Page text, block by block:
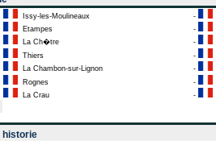
Issy-les-Moulineaux -
Etampes -
La Ch�tre -
Thiers -
La Chambon-sur-Lignon -
Rognes -
La Crau -
historie